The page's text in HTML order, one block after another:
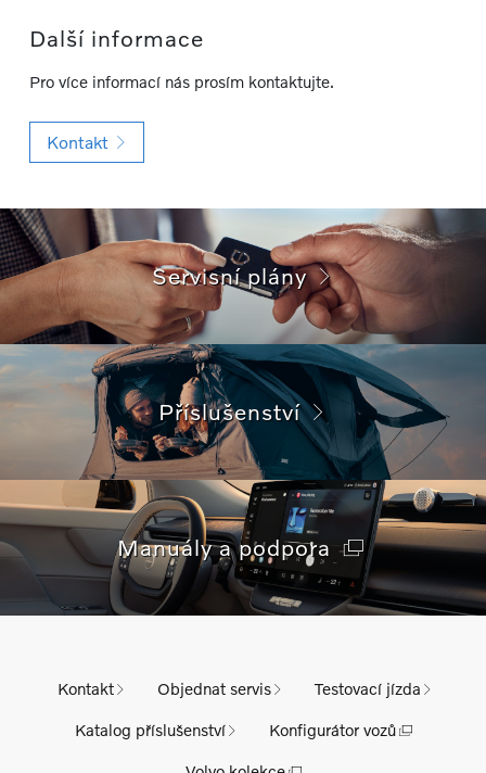
Další informace
Pro více informací nás prosím kontaktujte.
Kontakt
Servisní plány
Příslušenství
Manuály a podpora
Kontakt Objednat servis Testovací jízda
Katalog příslušenství Konfigurátor vozů